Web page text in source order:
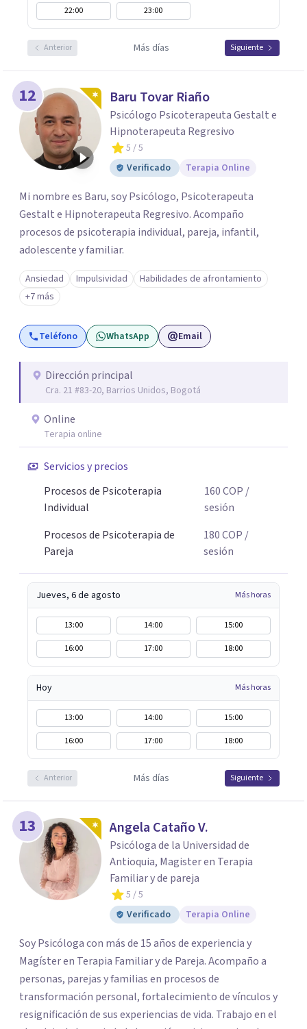
22:00
23:00
Anterior Más días Siguiente
12 Baru Tovar Riaño
Psicólogo Psicoterapeuta Gestalt e
Hipnoterapeuta Regresivo
5 / 5
Verificado
Terapia Online
Mi nombre es Baru, soy Psicólogo, Psicoterapeuta
Gestalt e Hipnoterapeuta Regresivo. Acompaño
procesos de psicoterapia individual, pareja, infantil,
adolescente y familiar.
Ansiedad Impulsividad
Habilidades de afrontamiento
+7 más
Teléfono WhatsApp Email
Dirección principal
Cra. 21 #83-20, Barrios Unidos, Bogotá
Online
Terapia online
Servicios y precios
Procesos de Psicoterapia
Individual
160COP /
sesión
Procesos de Psicoterapia de
Pareja
180COP /
sesión
Jueves, 6 de agosto Más horas
13:00 14:00
15:00
16:00
17:00 18:00
Hoy Más horas
13:00 14:00
15:00
16:00
17:00 18:00
Anterior Más días Siguiente
13 Angela Cataño V.
Psicóloga de la Universidad de
Antioquia, Magister en Terapia
Familiar y de pareja
5 / 5
Verificado
Terapia Online
Soy Psicóloga con más de 15 años de experiencia y
Magíster en Terapia Familiar y de Pareja. Acompaño a
personas, parejas y familias en procesos de
transformación personal, fortalecimiento de vínculos y
resignificación de sus experiencias de vida. Trabajo en el